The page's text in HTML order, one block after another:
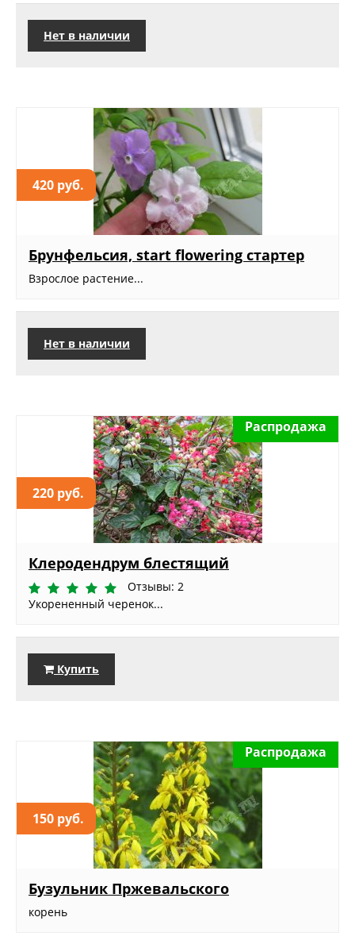
Нет в наличии
420 руб.
Брунфельсия, start flowering стартер
Взрослое растение...
Нет в наличии
220 руб.
Распродажа
Клеродендрум блестящий
Отзывы: 2
Укорененный черенок...
Купить
150 руб.
Распродажа
Бузульник Пржевальского
корень